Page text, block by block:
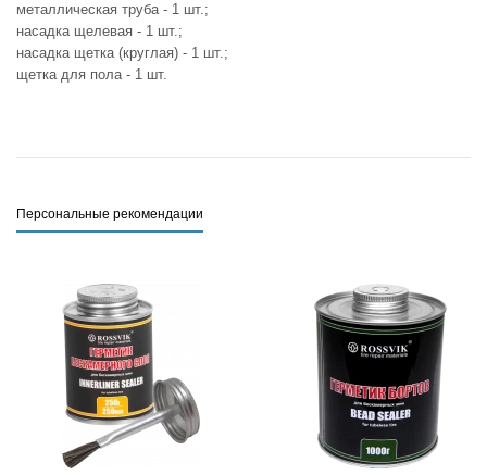
металлическая труба - 1 шт.;
насадка щелевая - 1 шт.;
насадка щетка (круглая) - 1 шт.;
щетка для пола - 1 шт.
Персональные рекомендации